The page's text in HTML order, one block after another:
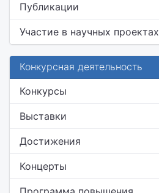
Публикации
Участие в научных проектах
Конкурсная деятельность
Конкурсы
Выставки
Достижения
Концерты